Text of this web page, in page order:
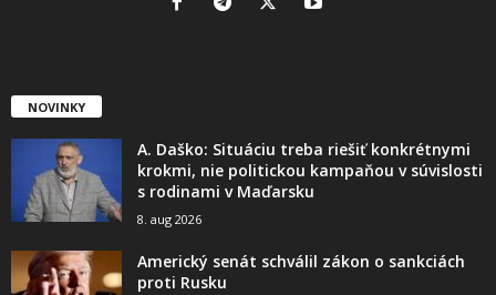
NOVINKY
A. Daško: Situáciu treba riešiť konkrétnymi
krokmi, nie politickou kampaňou v súvislosti
s rodinami v Maďarsku
8. aug 2026
Americký senát schválil zákon o sankciách
proti Rusku